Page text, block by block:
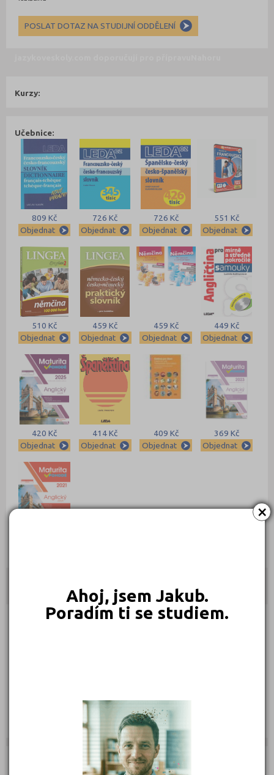
×
Ahoj, jsem Jakub.
Poradím ti se studiem.
POSLAT DOTAZ NA STUDIJNÍ ODDĚLENÍ
Kurzy:
Učebnice:
809 Kč
Objednat
726 Kč
Objednat
726 Kč
Objednat
551 Kč
Objednat
510 Kč
Objednat
459 Kč
Objednat
459 Kč
Objednat
449 Kč
Objednat
420 Kč
Objednat
414 Kč
Objednat
409 Kč
Objednat
369 Kč
Objednat
Karlovo nám. 319/3, 12000 Praha 2 (Mapa)
Zobrazení detailu tento měsíc: 0,